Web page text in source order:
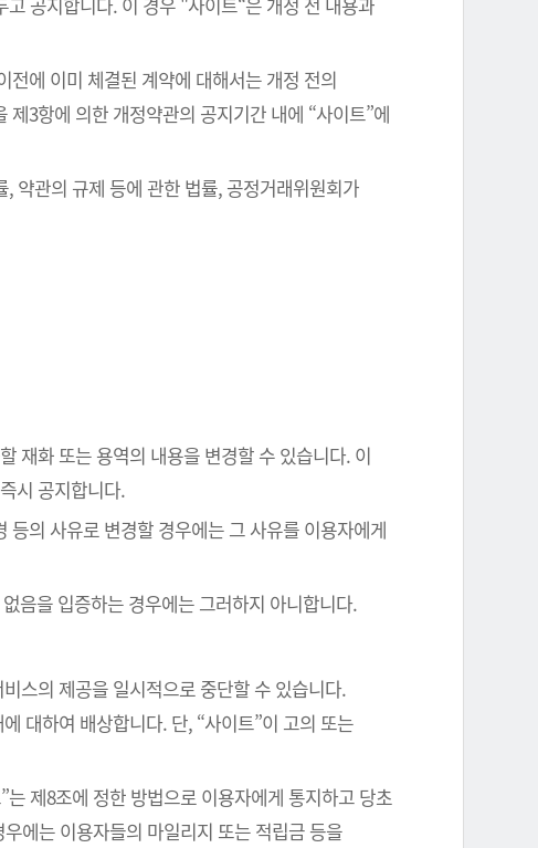
에 이미 체결된 계약에 대해서는 개정 전의
3항에 의한 개정약관의 공지기간 내에 “사이트”에
약관의 규제 등에 관한 법률, 공정거래위원회가
재화 또는 용역의 내용을 변경할 수 있습니다. 이
시 공지합니다.
의 사유로 변경할 경우에는 그 사유를 이용자에게
음을 입증하는 경우에는 그러하지 아니합니다.
스의 제공을 일시적으로 중단할 수 있습니다.
대하여 배상합니다. 단, “사이트”이 고의 또는
제8조에 정한 방법으로 이용자에게 통지하고 당초
에는 이용자들의 마일리지 또는 적립금 등을